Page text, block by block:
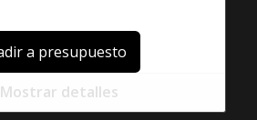
a presupuesto
Mostrar detalles